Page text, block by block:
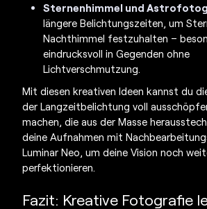
Sternenhimmel und
längere Belichtungszeiten, um
Nachthimmel festzuhalten –
eindrucksvoll in Gegenden ohne
Lichtverschmutzung.
Mit diesen kreativen Ideen kannst du
der Langzeitbelichtung voll
machen, die aus der Masse
deine Aufnahmen mit
Luminar Neo, um deine Vision noch
perfektionieren.
Fazit: Kreative Fotografie